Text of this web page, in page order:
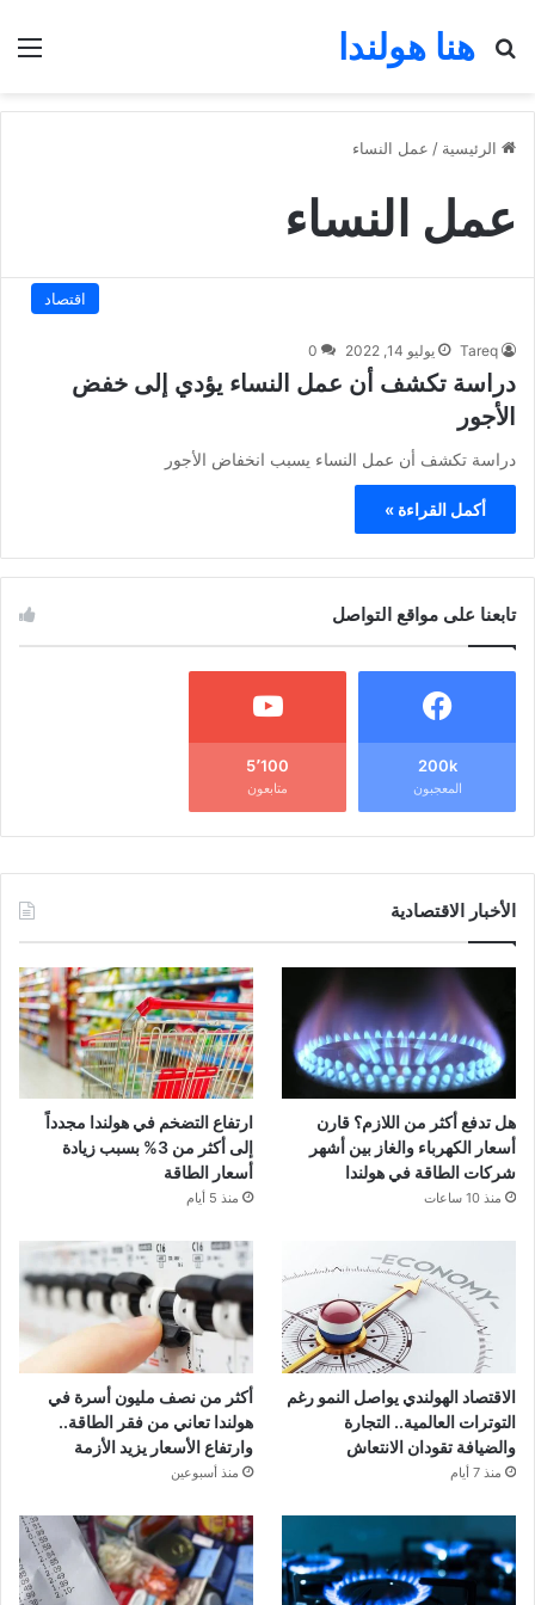
هنا هولندا
بحث عن
الرئيسية / عمل النساء
عمل النساء
اقتصاد
Tareq يوليو 14, 2022 0
دراسة تكشف أن عمل النساء يؤدي إلى خفض
الأجور
دراسة تكشف أن عمل النساء يسبب انخفاض الأجور
أكمل القراءة »
تابعنا على مواقع التواصل
200k
المعجبون
5٬100
متابعون
الأخبار الاقتصادية
هل تدفع أكثر من اللازم؟ قارن
أسعار الكهرباء والغاز بين أشهر
شركات الطاقة في هولندا
منذ 10 ساعات
ارتفاع التضخم في هولندا مجدداً
إلى أكثر من 3% بسبب زيادة
أسعار الطاقة
منذ 5 أيام
الاقتصاد الهولندي يواصل النمو رغم
التوترات العالمية.. التجارة
والضيافة تقودان الانتعاش
منذ 7 أيام
أكثر من نصف مليون أسرة في
هولندا تعاني من فقر الطاقة..
وارتفاع الأسعار يزيد الأزمة
منذ أسبوعين